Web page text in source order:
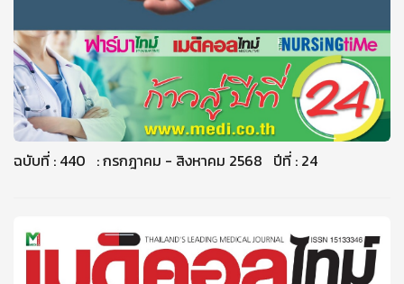
ฉบับที่ : 440 : กรกฎาคม - สิงหาคม 2568 ปีที่ : 24